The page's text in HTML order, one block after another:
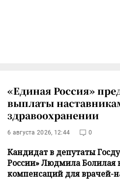
«Единая Россия»
выплаты
здравоохранении
6 августа 2026, 12:44 0
Кандидат в депутаты
России» Людмила Болилая
компенсаций для врачей-